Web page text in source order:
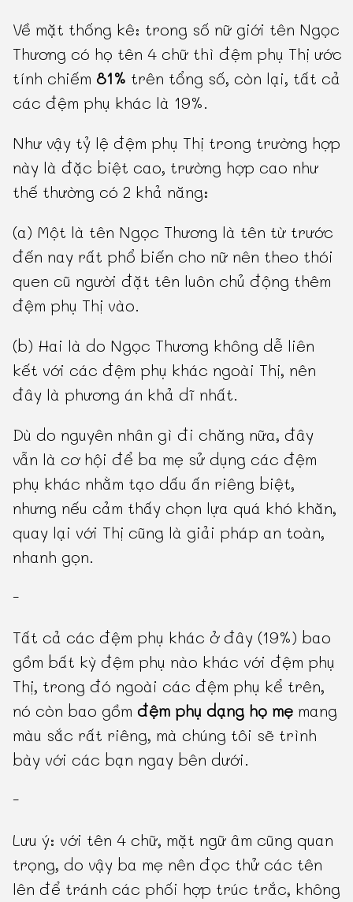
Về mặt thống kê: trong số nữ giới tên Ngọc
Thương có họ tên 4 chữ thì đệm phụ Thị ước
tính chiếm 81% trên tổng số, còn lại, tất cả
các đệm phụ khác là 19%.
Như vậy tỷ lệ đệm phụ Thị trong trường hợp
này là đặc biệt cao, trường hợp cao như
thế thường có 2 khả năng:
(a) Một là tên Ngọc Thương là tên từ trước
đến nay rất phổ biến cho nữ nên theo thói
quen cũ người đặt tên luôn chủ động thêm
đệm phụ Thị vào.
(b) Hai là do Ngọc Thương không dễ liên
kết với các đệm phụ khác ngoài Thị, nên
đây là phương án khả dĩ nhất.
Dù do nguyên nhân gì đi chăng nữa, đây
vẫn là cơ hội để ba mẹ sử dụng các đệm
phụ khác nhằm tạo dấu ấn riêng biệt,
nhưng nếu cảm thấy chọn lựa quá khó khăn,
quay lại với Thị cũng là giải pháp an toàn,
nhanh gọn.
-
Tất cả các đệm phụ khác ở đây (19%) bao
gồm bất kỳ đệm phụ nào khác với đệm phụ
Thị, trong đó ngoài các đệm phụ kể trên,
nó còn bao gồmđệm phụ dạng họ mẹ mang
màu sắc rất riêng, mà chúng tôi sẽ trình
bày với các bạn ngay bên dưới.
-
Lưu ý: với tên 4 chữ, mặt ngữ âm cũng quan
trọng, do vậy ba mẹ nên đọc thử các tên
lên để tránh các phối hợp trúc trắc, không